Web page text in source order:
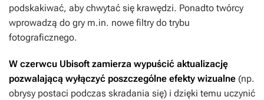
podskakiwać, aby chwytać się krawędzi. Ponadto twórcy
wprowadzą do gry m.in. nowe filtry do trybu
fotograficznego.
W czerwcu Ubisoft zamierza wypuścić aktualizację
pozwalającą wyłączyć poszczególne efekty wizualne (np.
obrysy postaci podczas skradania się) i dzięki temu uczynić